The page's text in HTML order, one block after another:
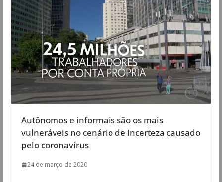
Autônomos e informais são os mais
vulneráveis no cenário de incerteza causado
pelo coronavírus
24 de março de 2020